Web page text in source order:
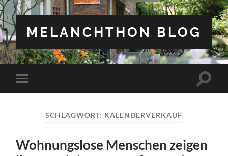
MELANCHTHON BLOG
Mobile-
Menü
SCHLAGWORT: KALENDERVERKAUF
Wohnungslose Menschen zeigen